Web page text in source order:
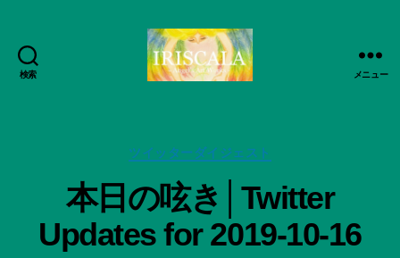
検索
日
活
動
記
録・
メニュー
カ
ゴ
リ
ー
ツイッターダイジェスト
本日の呟き│Twitter
Updates for 2019-10-16
:
智
月